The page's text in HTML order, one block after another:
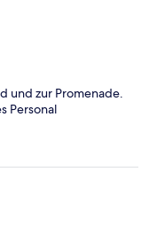
und zur Promenade.
Personal